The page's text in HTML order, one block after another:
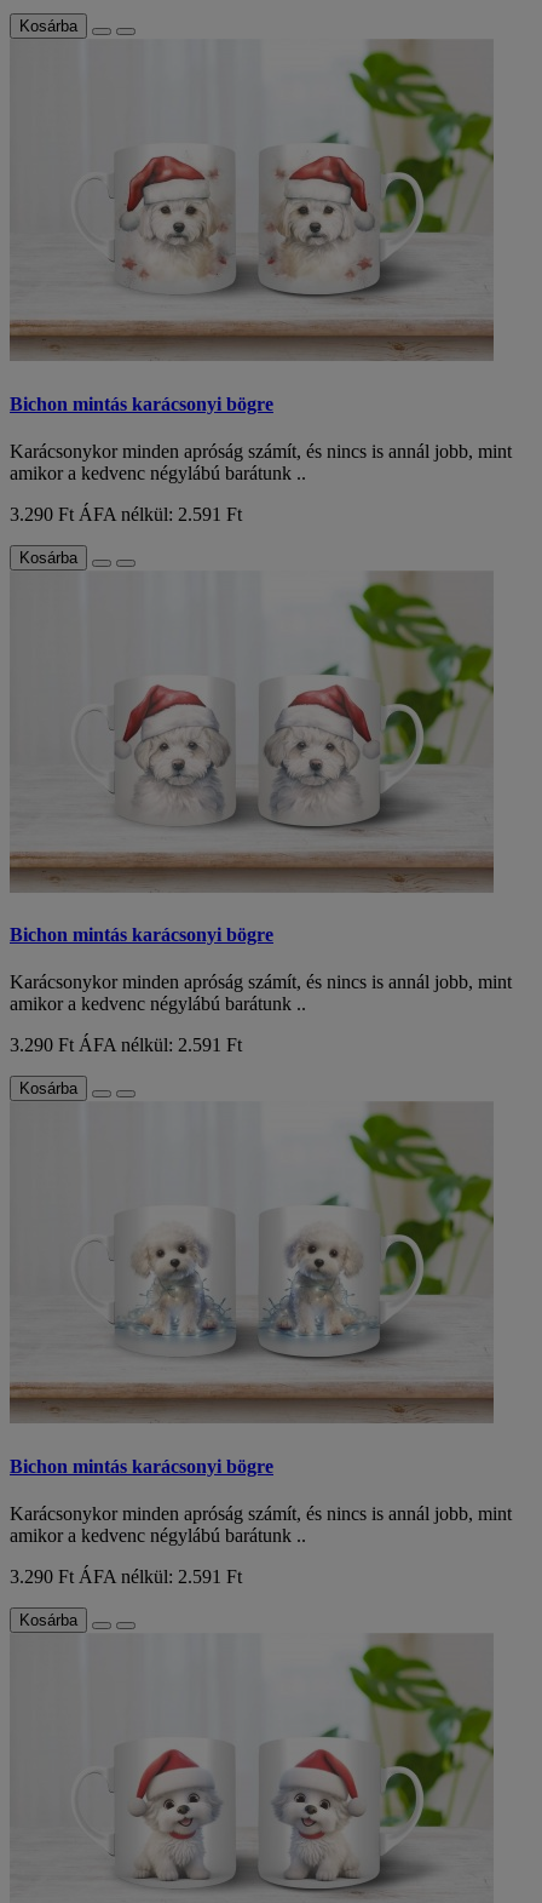
Kosárba
Bichon mintás karácsonyi bögre
Karácsonykor minden apróság számít, és nincs is annál jobb, mint
amikor a kedvenc négylábú barátunk ..
3.290 Ft ÁFA nélkül: 2.591 Ft
Kosárba
Bichon mintás karácsonyi bögre
Karácsonykor minden apróság számít, és nincs is annál jobb, mint
amikor a kedvenc négylábú barátunk ..
3.290 FtÁFA nélkül: 2.591 Ft
Kosárba
Bichon mintás karácsonyi bögre
Karácsonykor minden apróság számít, és nincs is annál jobb, mint
amikor a kedvenc négylábú barátunk ..
3.290 Ft ÁFA nélkül: 2.591 Ft
Kosárba